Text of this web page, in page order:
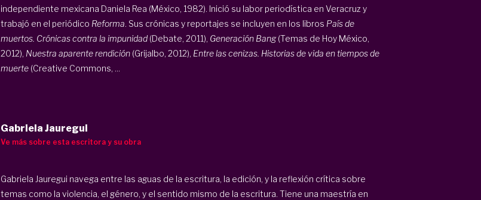
independiente mexicana Daniela Rea (México, 1982). Inició su labor periodística en Veracruz y
trabajó en el periódico Reforma. Sus crónicas y reportajes se incluyen en los libros País de
muertos. Crónicas contra la impunidad(Debate, 2011), Generación Bang(Temas de Hoy México,
2012), Nuestra aparente rendición(Grijalbo, 2012), Entre las cenizas. Historias de vida en tiempos de
muerte (Creative Commons, ...
Gabriela Jauregui
Ve más sobre esta escritora y su obra
Gabriela Jauregui navega entre las aguas de la escritura, la edición, y la reflexión crítica sobre
temas como la violencia, el género, y el sentido mismo de la escritura. Tiene una maestría en